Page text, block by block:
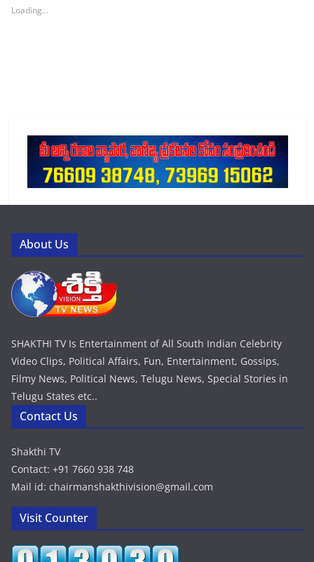
Loading...
About Us
SHAKTHI TV Is Entertainment of All South Indian Celebrity
Video Clips, Political Affairs, Fun, Entertainment, Gossips,
Filmy News, Political News, Telugu News, Special Stories in
Telugu States etc..
Contact Us
Shakthi TV
Contact: +91 7660 938 748
Mail id: chairmanshakthivision@gmail.com
Visit Counter